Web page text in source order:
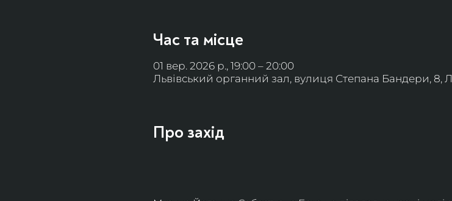
Час та місце
01 вер. 2026 р., 19:00 – 20:00
Львівський органний зал, вулиця Степана Бандери, 8,
Про захід